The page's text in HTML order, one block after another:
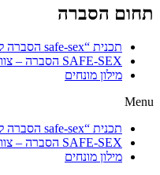
תחום הסברה
תכנית “safe-sex הסברה לנוער”
SAFE-SEX הסברה – צוות התכנית
מילון מונחים
Menu
תכנית “safe-sex הסברה לנוער”
SAFE-SEX הסברה – צוות התכנית
מילון מונחים